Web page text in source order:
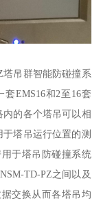
塔吊群智能防碰撞系
EMS16和2至16套
内的各个塔吊可以相
塔吊运行位置的测
于塔吊防碰撞系统
TD-PZ之间以及
交换从而各塔吊均